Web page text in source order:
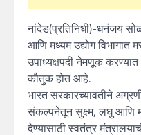
नांदेड(प्रतिनिधी)-धनंजय
आणि मध्यम उद्योग विभागात
उपाध्यक्षपदी नेमणूक
कौतुक होत आहे.
भारत सरकारच्यावतीने
संकल्पनेतून सुक्ष्म, लघु आणि
देण्यासाठी स्वतंत्र